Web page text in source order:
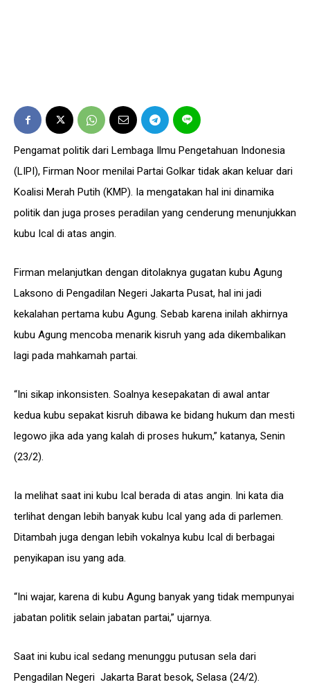
Pengamat politik dari Lembaga Ilmu Pengetahuan Indonesia
(LIPI), Firman Noor menilai Partai Golkar tidak akan keluar dari
Koalisi Merah Putih (KMP). Ia mengatakan hal ini dinamika
politik dan juga proses peradilan yang cenderung menunjukkan
kubu Ical di atas angin.
Firman melanjutkan dengan ditolaknya gugatan kubu Agung
Laksono di Pengadilan Negeri Jakarta Pusat, hal ini jadi
kekalahan pertama kubu Agung. Sebab karena inilah akhirnya
kubu Agung mencoba menarik kisruh yang ada dikembalikan
lagi pada mahkamah partai.
“Ini sikap inkonsisten. Soalnya kesepakatan di awal antar
kedua kubu sepakat kisruh dibawa ke bidang hukum dan mesti
legowo jika ada yang kalah di proses hukum,” katanya, Senin
(23/2).
Ia melihat saat ini kubu Ical berada di atas angin. Ini kata dia
terlihat dengan lebih banyak kubu Ical yang ada di parlemen.
Ditambah juga dengan lebih vokalnya kubu Ical di berbagai
penyikapan isu yang ada.
“Ini wajar, karena di kubu Agung banyak yang tidak mempunyai
jabatan politik selain jabatan partai,” ujarnya.
Saat ini kubu ical sedang menunggu putusan sela dari
Pengadilan Negeri Jakarta Barat besok, Selasa (24/2).